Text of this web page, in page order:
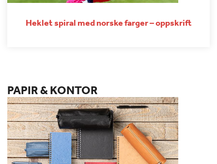
Heklet spiral med norske farger – oppskrift
PAPIR & KONTOR